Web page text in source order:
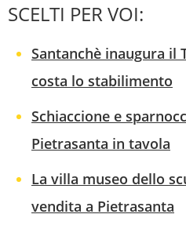
SCELTI PER VOI:
Santanchè inaugura il
costa lo stabilimento
Schiaccione e
Pietrasanta in tavola
La villa museo dello
vendita a Pietrasanta